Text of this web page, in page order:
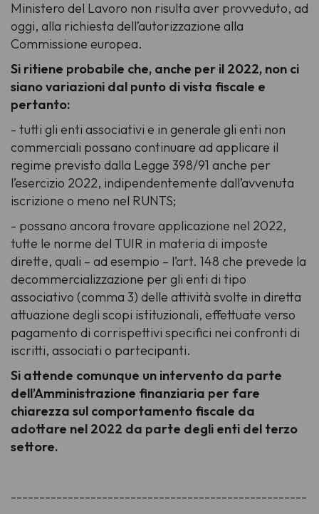
Ministero del Lavoro non risulta aver provveduto, ad
oggi, alla richiesta dell’autorizzazione alla
Commissione europea.
Si ritiene probabile che, anche per il 2022, non ci
siano variazioni dal punto di vista fiscale e
pertanto:
- tutti gli enti associativi e in generale gli enti non
commerciali possano continuare ad applicare il
regime previsto dalla Legge 398/91 anche per
l’esercizio 2022, indipendentemente dall’avvenuta
iscrizione o meno nel RUNTS;
- possano ancora trovare applicazione nel 2022,
tutte le norme del TUIR in materia di imposte
dirette, quali – ad esempio – l’art. 148 che prevede la
decommercializzazione per gli enti di tipo
associativo (comma 3) delle attività svolte in diretta
attuazione degli scopi istituzionali, effettuate verso
pagamento di corrispettivi specifici nei confronti di
iscritti, associati o partecipanti.
Si attende comunque un intervento da parte
dell’Amministrazione finanziaria per fare
chiarezza sul comportamento fiscale da
adottare nel 2022 da parte degli enti del terzo
settore.
----------------------------------------------------